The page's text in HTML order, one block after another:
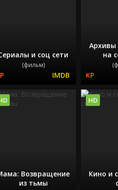
и соц сети
(фильм)
Архивы
на
Возвращение
из тьмы
Кино и
HD